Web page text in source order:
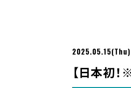
2025.05.15(Thu)
【日本初